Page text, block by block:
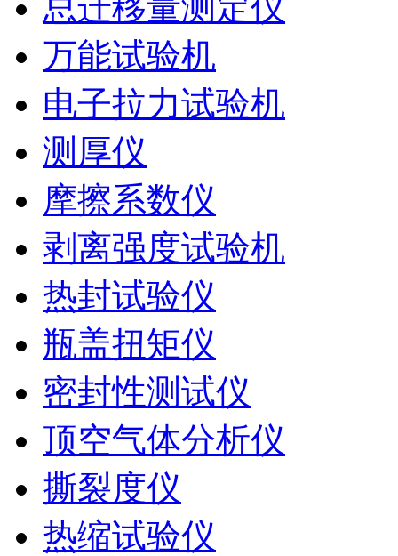
万能试验机
电子拉力试验机
测厚仪
摩擦系数仪
剥离强度试验机
热封试验仪
瓶盖扭矩仪
密封性测试仪
顶空气体分析仪
撕裂度仪
热缩试验仪